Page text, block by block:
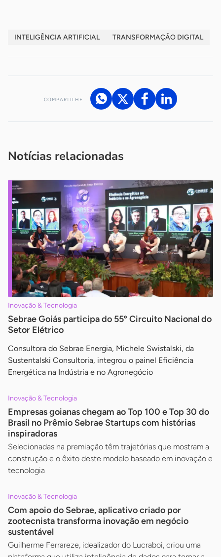
INTELIGÊNCIA ARTIFICIAL TRANSFORMAÇÃO DIGITAL
COMPARTILHE
Notícias relacionadas
Inovação & Tecnologia
Sebrae Goiás participa do 55º Circuito Nacional do
Setor Elétrico
Consultora do Sebrae Energia, Michele Swistalski, da
Sustentalski Consultoria, integrou o painel Eficiência
Energética na Indústria e no Agronegócio
Inovação & Tecnologia
Empresas goianas chegam ao Top 100 e Top 30 do
Brasil no Prêmio Sebrae Startups com histórias
inspiradoras
Selecionadas na premiação têm trajetórias que mostram a
construção e o êxito deste modelo baseado em inovação e
tecnologia
Inovação & Tecnologia
Com apoio do Sebrae, aplicativo criado por
zootecnista transforma inovação em negócio
sustentável
Guilherme Ferrareze, idealizador do Lucraboi, criou uma